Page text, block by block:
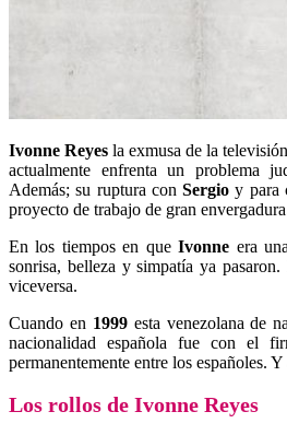
Ivonne Reyes la exmusa de la
actualmente enfrenta un problema
Además; su ruptura conSergioy para
proyecto de trabajo de gran
En los tiempos en queIvonne era
sonrisa, belleza y simpatía ya pasaron.
viceversa.
Cuando en 1999esta venezolana de
nacionalidad española fue con el
permanentemente entre los españoles. Y
Los rollos de Ivonne Reyes